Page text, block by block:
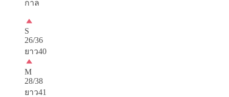
กาล
S
26/36
ยาว40
M
28/38
ยาว41